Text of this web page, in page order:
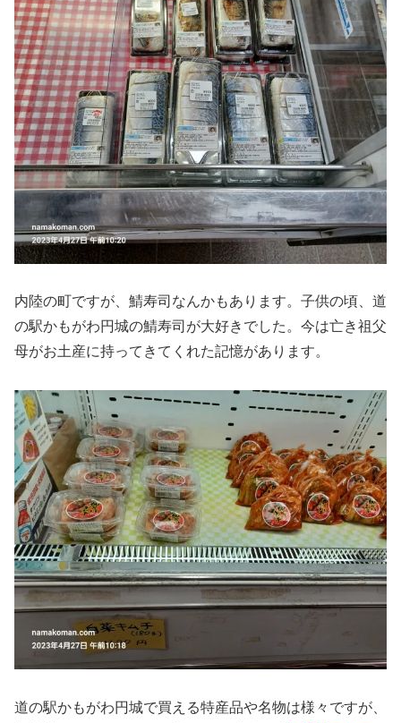
内陸の町ですが、鯖寿司なんかもあります。子供の頃、道
の駅かもがわ円城の鯖寿司が大好きでした。今は亡き祖父
母がお土産に持ってきてくれた記憶があります。
道の駅かもがわ円城で買える特産品や名物は様々ですが、